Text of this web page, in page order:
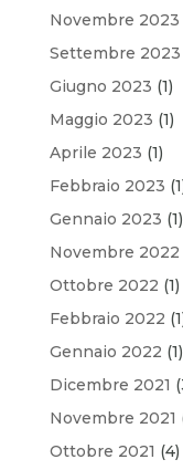
Novembre 2023
Settembre 2023
Giugno 2023 (1)
Maggio 2023 (1)
Aprile 2023 (1)
Febbraio 2023
Gennaio 2023 (1)
Novembre 2022
Ottobre 2022 (1)
Febbraio 2022
Gennaio 2022 (1)
Dicembre 2021
Novembre 2021
Ottobre 2021 (4)